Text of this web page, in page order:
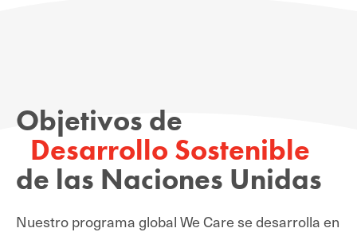
Objetivos de
Desarrollo Sostenible
de las Naciones Unidas
Nuestro programa global We Care se desarrolla en